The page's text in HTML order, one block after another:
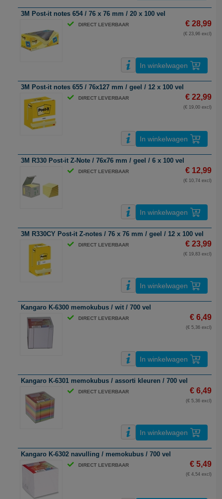
3M Post-it notes 654 / 76 x 76 mm / 20 x 100 vel
DIRECT LEVERBAAR € 28,99
(€ 23,96 excl)
In winkelwagen
3M Post-it notes 655 / 76x127 mm / geel / 12 x 100 vel
DIRECT LEVERBAAR € 22,99
(€ 19,00 excl)
In winkelwagen
3M R330 Post-it Z-Note / 76x76 mm / geel / 6 x 100 vel
DIRECT LEVERBAAR € 12,99
(€ 10,74 excl)
In winkelwagen
3M R330CY Post-it Z-notes / 76 x 76 mm / geel / 12 x 100 vel
DIRECT LEVERBAAR € 23,99
(€ 19,83 excl)
In winkelwagen
Kangaro K-6300 memokubus / wit / 700 vel
DIRECT LEVERBAAR € 6,49
(€ 5,36 excl)
In winkelwagen
Kangaro K-6301 memokubus / assorti kleuren / 700 vel
DIRECT LEVERBAAR € 6,49
(€ 5,36 excl)
In winkelwagen
Kangaro K-6302 navulling / memokubus / 700 vel
DIRECT LEVERBAAR € 5,49
(€ 4,54 excl)